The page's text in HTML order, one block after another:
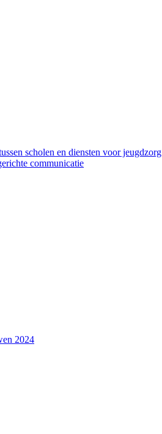
scholen en diensten voor jeugdzorg
communicatie
2024